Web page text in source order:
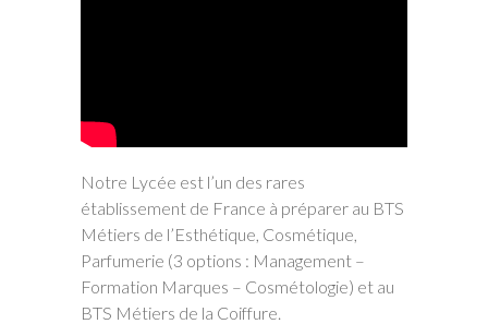
Notre Lycée est l’un des rares
établissement de France à préparer au BTS
Métiers de l’Esthétique, Cosmétique,
Parfumerie (3 options : Management –
Formation Marques – Cosmétologie) et au
BTS Métiers de la Coiffure.